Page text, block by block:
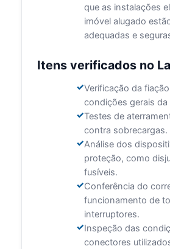
que as instalações
imóvel alugado
adequadas e
Itens verificados no
Verificação da
condições gerais da
Testes de
contra sobrecargas.
Análise dos
proteção, como
fusíveis.
Conferência do
funcionamento de
interruptores.
Inspeção das
conectores